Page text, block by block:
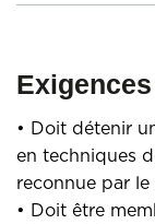
Exigences
• Doit détenir
en techniques
reconnue par
• Doit être